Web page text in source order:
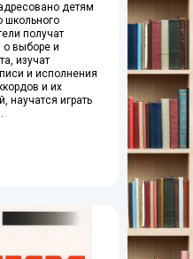
детям
школьного
получат
выборе и
изучат
и исполнения
и их
научатся играть